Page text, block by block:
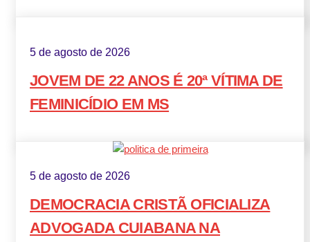
5 de agosto de 2026
JOVEM DE 22 ANOS É 20ª VÍTIMA DE
FEMINICÍDIO EM MS
5 de agosto de 2026
DEMOCRACIA CRISTÃ OFICIALIZA
ADVOGADA CUIABANA NA